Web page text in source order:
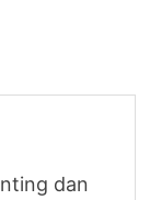
dan